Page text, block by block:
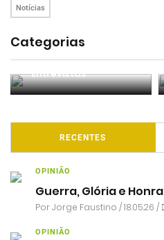
Notícias
Categorias
Entrevistas
RECENTES
OPINIÃO
Guerra, Glória e Honra
PorJorge Faustino / 18.05.26 /
OPINIÃO